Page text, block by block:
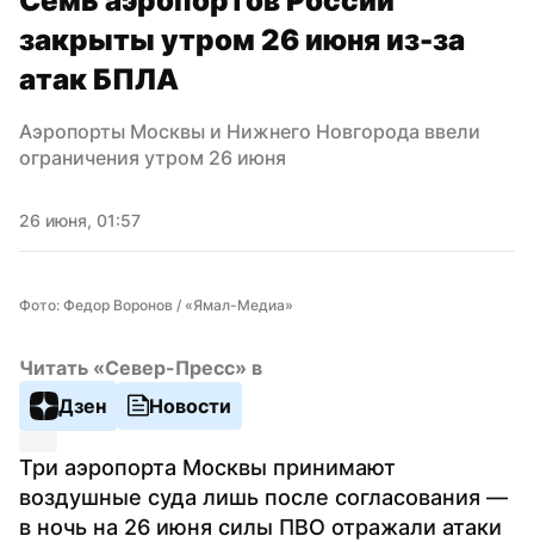
закрыты утром 26 июня из-за
атак БПЛА
Аэропорты Москвы и Нижнего Новгорода ввели
ограничения утром 26 июня
26 июня, 01:57
Фото: Федор Воронов / «Ямал-Медиа»
Читать «Север-Пресс» в
Дзен
Новости
Три аэропорта Москвы принимают
воздушные суда лишь после согласования —
в ночь на 26 июня силы ПВО отражали атаки